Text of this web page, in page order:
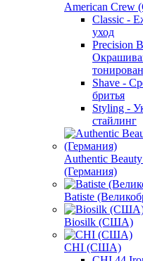
American
Classic -
уход
Precision
Shave -
бритья
Styling -
стайлинг
Authentic
(Германия)
Batiste
Biosilk (США)
CHI (США)